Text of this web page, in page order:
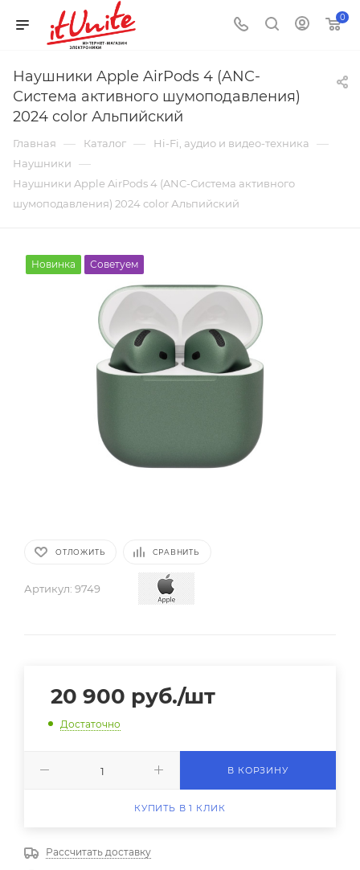
0
Наушники Apple AirPods 4 (ANC-
Система активного шумоподавления)
2024 color Альпийский
Главная — Каталог — Hi-Fi, аудио и видео-техника —
Наушники —
Наушники Apple AirPods 4 (ANC-Система активного
шумоподавления) 2024 color Альпийский
Новинка Советуем
ОТЛОЖИТЬ СРАВНИТЬ
Артикул: 9749
20 900 руб./шт
Достаточно
В КОРЗИНУ
КУПИТЬ В 1 КЛИК
Рассчитать доставку